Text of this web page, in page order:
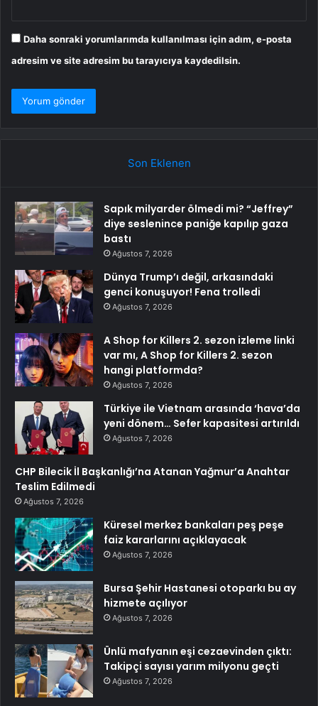
Daha sonraki yorumlarımda kullanılması için adım, e-posta
adresim ve site adresim bu tarayıcıya kaydedilsin.
Son Eklenen
Sapık milyarder ölmedi mi? “Jeffrey”
diye seslenince paniğe kapılıp gaza
bastı
Ağustos 7, 2026
Dünya Trump’ı değil, arkasındaki
genci konuşuyor! Fena trolledi
Ağustos 7, 2026
A Shop for Killers 2. sezon izleme linki
var mı, A Shop for Killers 2. sezon
hangi platformda?
Ağustos 7, 2026
Türkiye ile Vietnam arasında ‘hava’da
yeni dönem… Sefer kapasitesi artırıldı
Ağustos 7, 2026
CHP Bilecik İl Başkanlığı’na Atanan Yağmur’a Anahtar
Teslim Edilmedi
Ağustos 7, 2026
Küresel merkez bankaları peş peşe
faiz kararlarını açıklayacak
Ağustos 7, 2026
Bursa Şehir Hastanesi otoparkı bu ay
hizmete açılıyor
Ağustos 7, 2026
Ünlü mafyanın eşi cezaevinden çıktı:
Takipçi sayısı yarım milyonu geçti
Ağustos 7, 2026